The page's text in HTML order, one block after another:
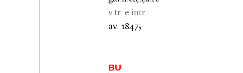
v.tr. e intr.
av. 1847;
BU